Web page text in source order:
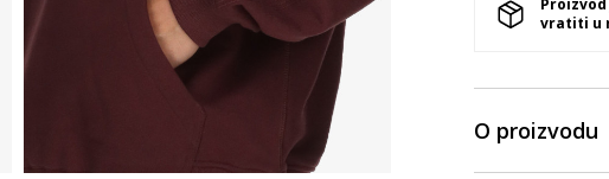
vratiti u
O proizvodu